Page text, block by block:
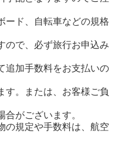
ド、自転車などの規格
で、必ず旅行お申込み
加手数料をお支払いの
。または、お客様ご負
がございます。
規定や手数料は、航空